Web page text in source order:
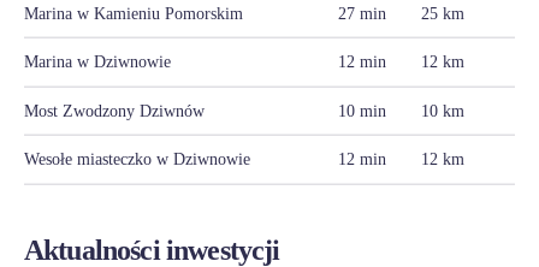
Marina w Kamieniu Pomorskim 27 min 25 km
Marina w Dziwnowie 12 min 12 km
Most Zwodzony Dziwnów 10 min 10 km
Wesołe miasteczko w Dziwnowie 12 min 12 km
Aktualności inwestycji